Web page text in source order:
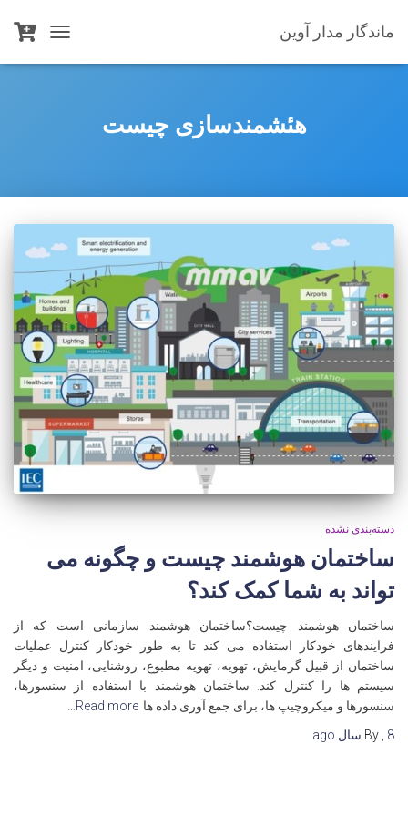
ماندگار مدار آوین
TOGGLE
NAVIGATION
هئشمندسازی چیست
دسته‌بندی نشده
ساختمان هوشمند چیست و چگونه می
تواند به شما کمک کند؟
ساختمان هوشمند چیست؟ساختمان هوشمند سازمانی است که از
فرایندهای خودکار استفاده می کند تا به طور خودکار کنترل عملیات
ساختمان از قبیل گرمایش، تهویه، تهویه مطبوع، روشنایی، امنیت و دیگر
سیستم ها را کنترل کند. ساختمان هوشمند با استفاده از سنسورها،
سنسورها و میکروچیپ ها، برای جمع آوری داده ها Read more…
By
8 سال